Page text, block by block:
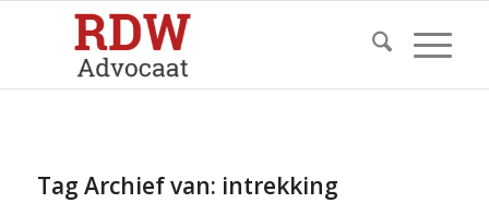
Tag Archief van: intrekking